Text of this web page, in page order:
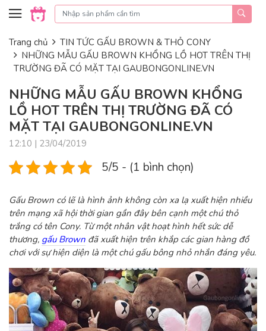
Skip to content
Trang chủ
TIN TỨC GẤU BROWN & THỎ CONY
NHỮNG MẪU GẤU BROWN KHỔNG LỒ HOT TRÊN THỊ
TRƯỜNG ĐÃ CÓ MẶT TẠI GAUBONGONLINE.VN
NHỮNG MẪU GẤU BROWN KHỔNG
LỒ HOT TRÊN THỊ TRƯỜNG ĐÃ CÓ
MẶT TẠI GAUBONGONLINE.VN
12:10 | 23/04/2019
5/5 - (1 bình chọn)
Gấu Brown có lẽ là hình ảnh không còn xa lạ xuất hiện nhiều
trên mạng xã hội thời gian gần đây bên cạnh một chú thỏ
trắng có tên Cony. Từ một nhân vật hoạt hình hết sức dễ
thương, gấu Brown đã xuất hiện trên khắp các gian hàng đồ
chơi với sự hiện diện là một chú gấu bông nhỏ nhắn đáng yêu.